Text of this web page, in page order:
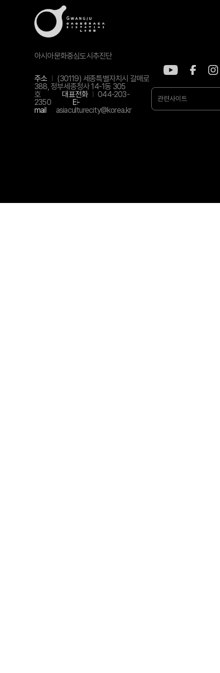
아시아문화중심도시추진단
주소
(30119) 세종특별자치시 갈매로
388, 정부세종청사 14-1동 305
호
대표전화
044-203-
2350
E-
mail
asiaculturecity@korea.kr
관련사이트